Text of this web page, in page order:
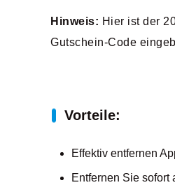
Hinweis: Hier ist der
Gutschein-Code
Vorteile:
Effektiv entfernen
Entfernen Sie